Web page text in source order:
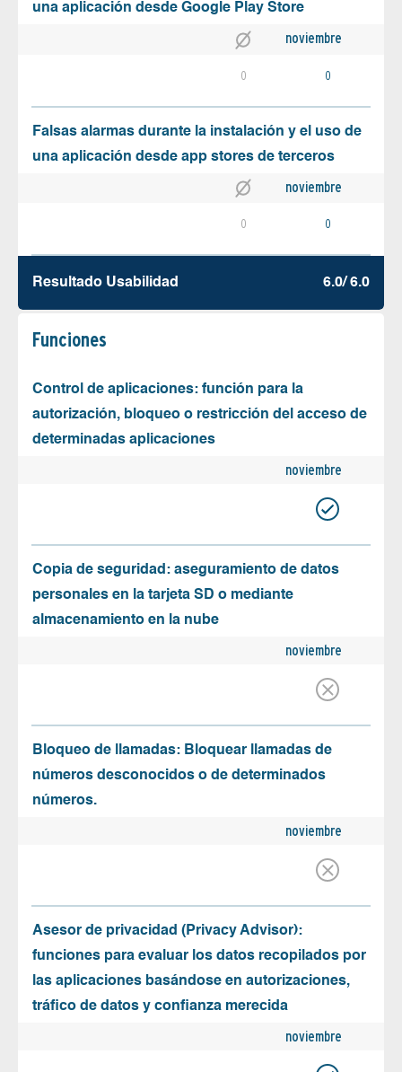
una aplicación desde Google Play Store
noviembre
0 0
Falsas alarmas durante la instalación y el uso de
una aplicación desde app stores de terceros
noviembre
0 0
Resultado Usabilidad 6.0/ 6.0
Funciones
Control de aplicaciones: función para la
autorización, bloqueo o restricción del acceso de
determinadas aplicaciones
noviembre
Copia de seguridad: aseguramiento de datos
personales en la tarjeta SD o mediante
almacenamiento en la nube
noviembre
Bloqueo de llamadas: Bloquear llamadas de
números desconocidos o de determinados
números.
noviembre
Asesor de privacidad (Privacy Advisor):
funciones para evaluar los datos recopilados por
las aplicaciones basándose en autorizaciones,
tráfico de datos y confianza merecida
noviembre